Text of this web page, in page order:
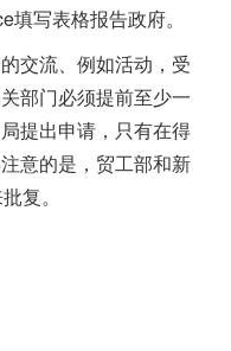
填写表格报告政府。
交流、例如活动，受
部门必须提前至少一
提出申请，只有在得
意的是，贸工部和新
复。